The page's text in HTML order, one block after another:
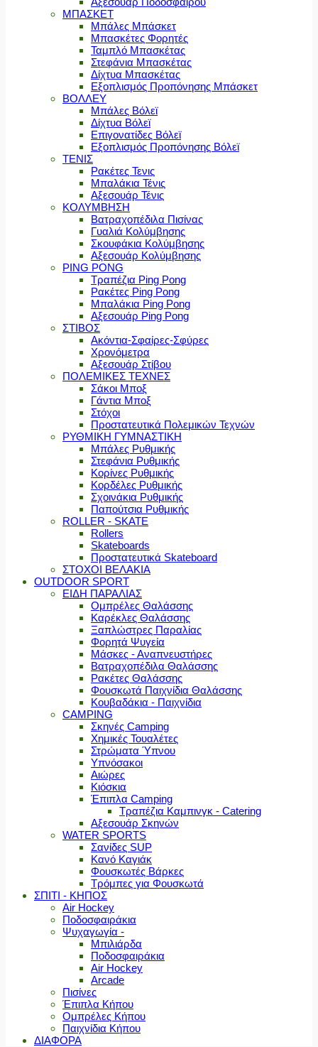
ΜΠΑΣΚΕΤ
Μπάλες Μπάσκετ
Μπασκέτες Φορητές
Ταμπλό Μπασκέτας
Στεφάνια Μπασκέτας
Δίχτυα Μπασκέτας
Εξοπλισμός Προπόνησης Μπάσκετ
ΒΟΛΛΕΥ
Μπάλες Βόλεϊ
Δίχτυα Βόλεϊ
Επιγονατίδες Βόλεϊ
Εξοπλισμός Προπόνησης Βόλεϊ
ΤΕΝΙΣ
Ρακέτες Τενις
Μπαλάκια Τένις
Αξεσουάρ Τένις
ΚΟΛΥΜΒΗΣΗ
Βατραχοπέδιλα Πισίνας
Γυαλιά Κολύμβησης
Σκουφάκια Κολύμβησης
Αξεσουάρ Κολύμβησης
PING PONG
Τραπέζια Ping Pong
Ρακέτες Ping Pong
Μπαλάκια Ping Pong
Αξεσουάρ Ping Pong
ΣΤΙΒΟΣ
Ακόντια-Σφαίρες-Σφύρες
Χρονόμετρα
Αξεσουάρ Στίβου
ΠΟΛΕΜΙΚΕΣ ΤΕΧΝΕΣ
Σάκοι Μποξ
Γάντια Μποξ
Στόχοι
Προστατευτικά Πολεμικών Τεχνών
ΡΥΘΜΙΚΗ ΓΥΜΝΑΣΤΙΚΗ
Μπάλες Ρυθμικής
Στεφάνια Ρυθμικής
Κορίνες Ρυθμικής
Κορδέλες Ρυθμικής
Σχοινάκια Ρυθμικής
Παπούτσια Ρυθμικής
ROLLER - SKATE
Rollers
Skateboards
Προστατευτικά Skateboard
ΣΤΟΧΟΙ ΒΕΛΑΚΙΑ
OUTDOOR SPORT
ΕΙΔΗ ΠΑΡΑΛΙΑΣ
Ομπρέλες Θαλάσσης
Καρέκλες Θαλάσσης
Ξαπλώστρες Παραλίας
Φορητά Ψυγεία
Μάσκες - Αναπνευστήρες
Βατραχοπέδιλα Θαλάσσης
Ρακέτες Θαλάσσης
Φουσκωτά Παιχνίδια Θαλάσσης
Κουβαδάκια - Παιχνίδια
CAMPING
Σκηνές Camping
Χημικές Τουαλέτες
Στρώματα Ύπνου
Υπνόσακοι
Αιώρες
Κιόσκια
Έπιπλα Camping
Τραπέζια Καμπινγκ - Catering
Αξεσουάρ Σκηνών
WATER SPORTS
Σανίδες SUP
Κανό Καγιάκ
Φουσκωτές Βάρκες
Τρόμπες για Φουσκωτά
ΣΠΙΤΙ - ΚΗΠΟΣ
Air Hockey
Ποδοσφαιράκια
Ψυχαγωγία -
Μπιλιάρδα
Ποδοσφαιράκια
Air Hockey
Arcade
Πισίνες
Έπιπλα Κήπου
Ομπρέλες Κήπου
Παιχνίδια Κήπου
ΔΙΑΦΟΡΑ